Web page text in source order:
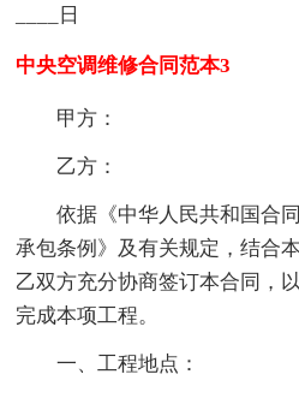
____日
中央空调维修合同范本3
甲方：
乙方：
依据《中华人民共和国合
承包条例》及有关规定，结合
乙双方充分协商签订本合同，
完成本项工程。
一、工程地点：